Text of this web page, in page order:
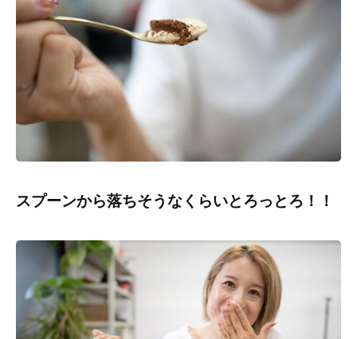
スプーンから落ちそうなくらいとろっとろ！！